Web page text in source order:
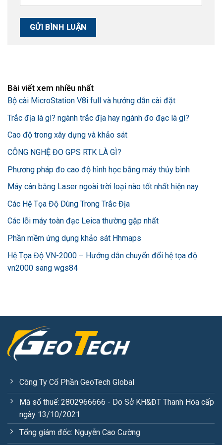
Bài viết xem nhiều nhất
Bộ cài MicroStation V8i full và hướng dẫn cài đặt
Trắc địa là gì? ngành trắc địa hay ngành đo đạc là gì?
Cao độ trong xây dựng và khảo sát
CÔNG NGHỆ ĐO GPS RTK LÀ GÌ?
Phương pháp đo cao độ hình học bằng máy thủy bình
Máy cân bằng Laser ngoài trời loại nào tốt nhất hiện nay
Các Hệ Tọa Độ Dùng Trong Trắc Địa
Các lỗi máy toàn đạc Leica thường gặp nhất
Phần mềm ứng dụng khảo sát Hhmaps
Hệ Tọa Độ VN-2000 – Hướng dẫn chuyển đổi hệ tọa độ
vn2000 sang wgs84
Công Ty Cổ Phần GeoTech Global
Mã số thuế: 2802966666 - Do Sở KH&ĐT Thanh Hóa cấp
ngày 13/10/2021
Tổng giám đốc: Nguyễn Cao Cường